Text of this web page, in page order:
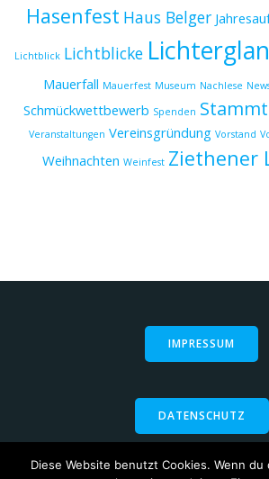
Hasenfest Haus Belger
Lichtblick Lichtblicke
Mauerfall Mauerfest Museum Nachlese
Schmückwettbewerb Spenden
Veranstaltungen Vereinsgründung Vorstand
Weihnachten Weinfest Ziethener
IMPRESSUM
DATENSCHUTZ
Diese Website benutzt Cookies. Wenn